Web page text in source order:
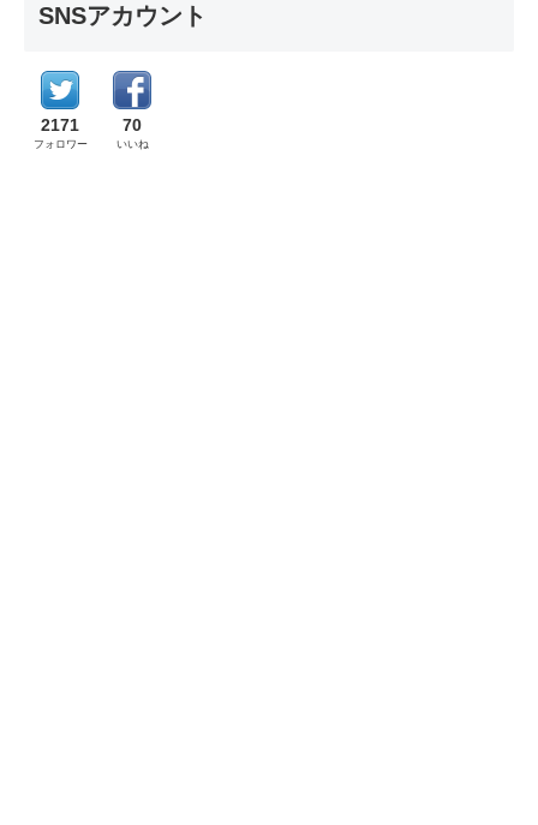
SNSアカウント
2171
フォロワー
70
いいね